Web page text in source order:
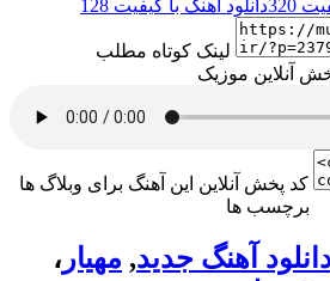
320 دانلود آهنگ با کیفیت 128
لینک کوتاه مطلب
آنلاین موزیک
کد پخش آنلاین این آهنگ برای وبلاگ ها
برچسب ها
، آهنگ جدید, مهیار